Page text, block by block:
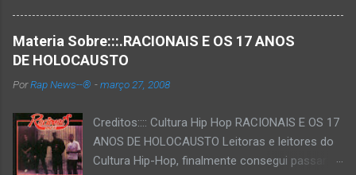
á
i
o
Materia Sobre:::.RACIONAIS E OS 17 ANOS
DE HOLOCAUSTO
PorRap News--® -março 27, 2008
Creditos:::: Cultura Hip Hop RACIONAIS E OS 17
ANOS DE HOLOCAUSTO Leitoras e leitores do
Cultura Hip-Hop, finalmente consegui passar